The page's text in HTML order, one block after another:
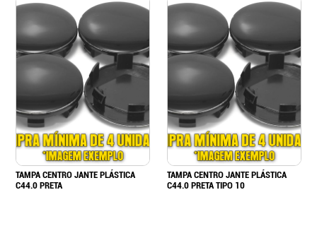
TAMPA CENTRO JANTE PLÁSTICA
C44.0 PRETA
TAMPA CENTRO JANTE PLÁSTICA
C44.0 PRETA TIPO 10